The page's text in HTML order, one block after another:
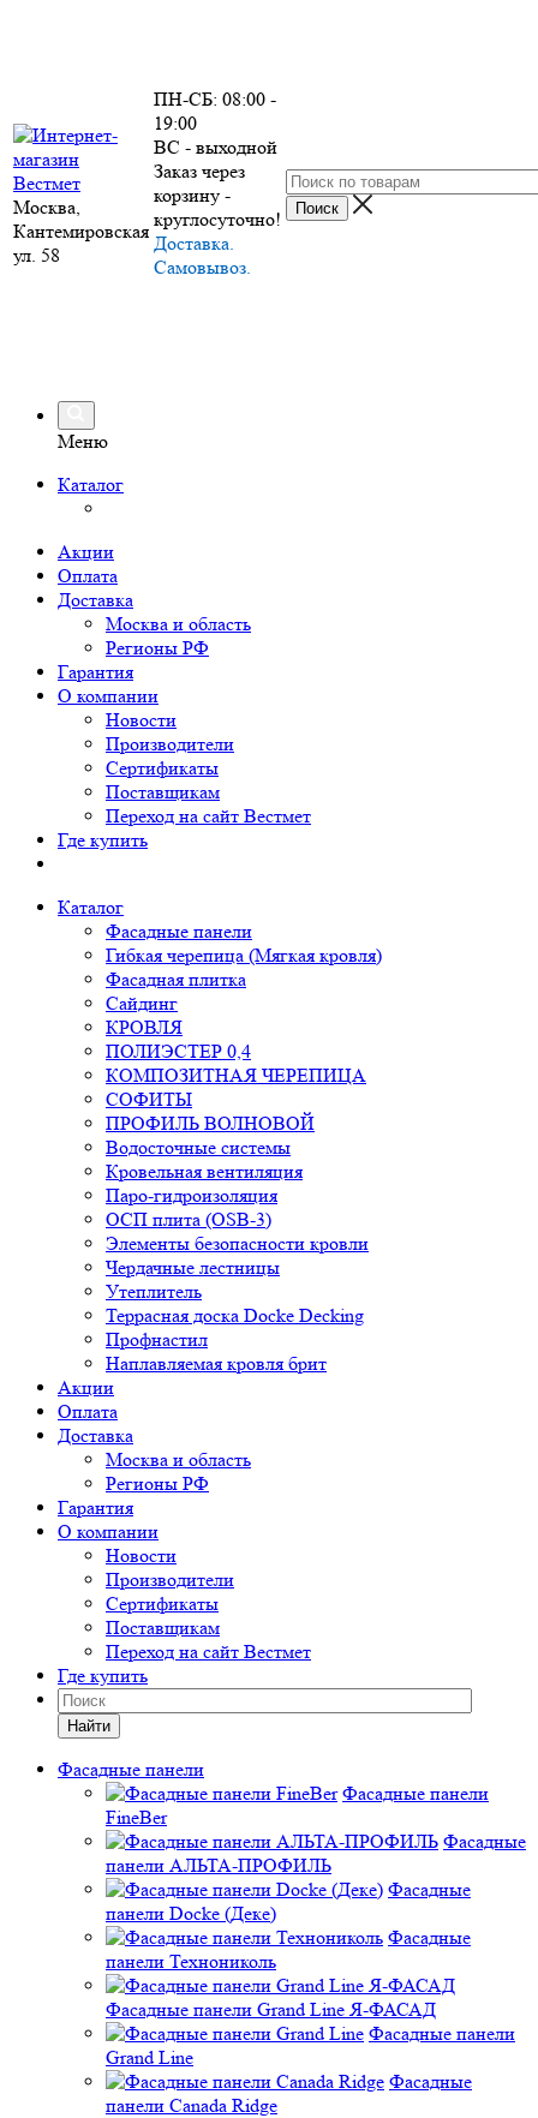
Москва,
Кантемировская
ул. 58
ПН-СБ: 08:00 -
19:00
ВС - выходной
Заказ через
корзину -
круглосуточно!
Доставка.
Самовывоз.
Меню
Каталог
Акции
Оплата
Доставка
Москва и область
Регионы РФ
Гарантия
О компании
Новости
Производители
Сертификаты
Поставщикам
Переход на сайт Вестмет
Где купить
Каталог
Фасадные панели
Гибкая черепица (Мягкая кровля)
Фасадная плитка
Сайдинг
КРОВЛЯ
ПОЛИЭСТЕР 0,4
КОМПОЗИТНАЯ ЧЕРЕПИЦА
СОФИТЫ
ПРОФИЛЬ ВОЛНОВОЙ
Водосточные системы
Кровельная вентиляция
Паро-гидроизоляция
ОСП плита (OSB-3)
Элементы безопасности кровли
Чердачные лестницы
Утеплитель
Террасная доска Docke Decking
Профнастил
Наплавляемая кровля брит
Акции
Оплата
Доставка
Москва и область
Регионы РФ
Гарантия
О компании
Новости
Производители
Сертификаты
Поставщикам
Переход на сайт Вестмет
Где купить
Найти
Фасадные панели
Фасадные панели
FineBer
Фасадные
панели АЛЬТА-ПРОФИЛЬ
Фасадные
панели Docke (Деке)
Фасадные
панели Технониколь
Фасадные панели Grand Line Я-ФАСАД
Фасадные панели
Grand Line
Фасадные
панели Canada Ridge